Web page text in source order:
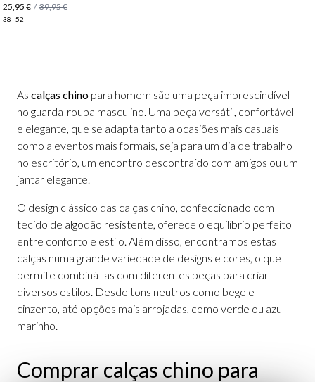
25,95 € / 39,95 €
38 52
As calças chino para homem são uma peça imprescindível
no guarda-roupa masculino. Uma peça versátil, confortável
e elegante, que se adapta tanto a ocasiões mais casuais
como a eventos mais formais, seja para um dia de trabalho
no escritório, um encontro descontraído com amigos ou um
jantar elegante.
O design clássico das calças chino, confeccionado com
tecido de algodão resistente, oferece o equilíbrio perfeito
entre conforto e estilo. Além disso, encontramos estas
calças numa grande variedade de designs e cores, o que
permite combiná-las com diferentes peças para criar
diversos estilos. Desde tons neutros como bege e
cinzento, até opções mais arrojadas, como verde ou azul-
marinho.
Comprar calças chino para